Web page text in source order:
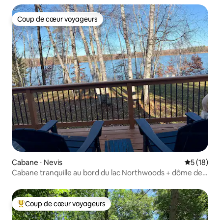
Coup de cœur voyageurs
Coup de cœur voyageurs
Cabane ⋅ Nevis
5 (18)
Cabane tranquille au bord du lac Northwoods + dôme de
Coups de cœur voyageurs les plus appréciés
Coup de cœur voyageurs